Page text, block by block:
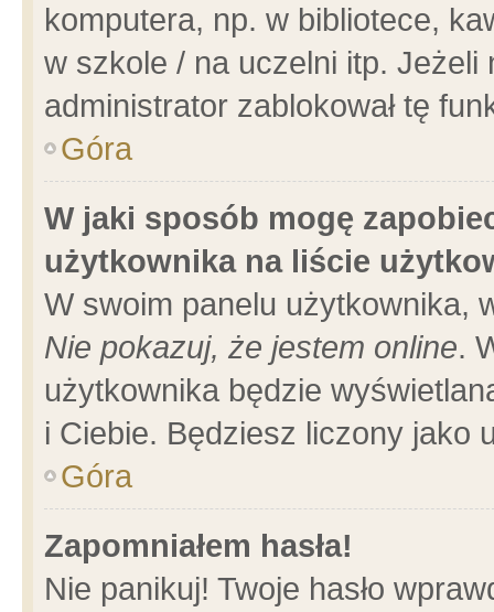
komputera, np. w bibliotece,
w szkole / na uczelni itp.
administrator zablokował tę
Góra
W jaki sposób mogę
użytkownika na liście
W swoim panelu użytkownika,
Nie pokazuj, że jestem online.
użytkownika będzie
i Ciebie. Będziesz liczony jako
Góra
Zapomniałem hasła!
Nie panikuj! Twoje hasło